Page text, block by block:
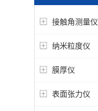
接触角测量仪
纳米粒度仪
膜厚仪
表面张力仪